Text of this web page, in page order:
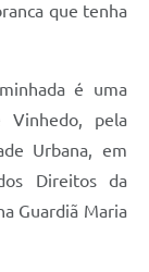
que tenha
é uma
Vinhedo, pela
Urbana, em
Direitos da
Guardiã Maria